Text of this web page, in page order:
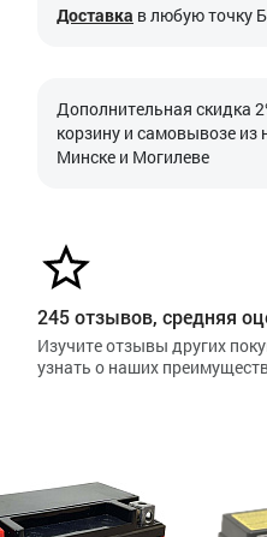
Доставка в любую точку
Дополнительная скидка
корзину и самовывозе из
Минске и Могилеве
245 отзывов, средняя
Изучите отзывы других
узнать о наших